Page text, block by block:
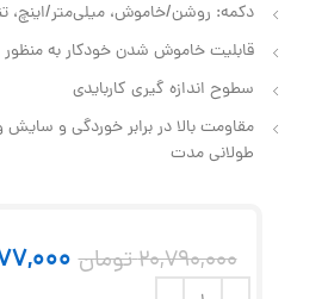
دکمه: روشن/خاموش، میلی‌متر/اینچ،
قابلیت خاموش شدن خودکار به منظور
سطوح اندازه‌ گیری کاربایدی
مقاومت بالا در برابر خوردگی و
طولانی مدت
20,790,000تومان